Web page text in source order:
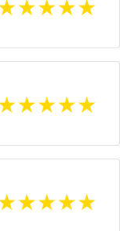
★★★★
★★★★
★★★★